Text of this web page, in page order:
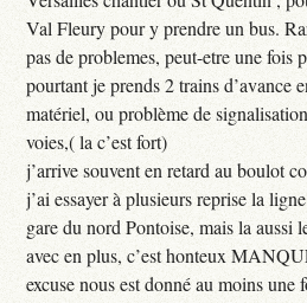
Val Fleury pour y prendre un bus.
pas de problemes, peut-etre une fois
pourtant je prends 2 trains d’avance
matériel, ou problème de
voies,( la c’est fort)
j’arrive souvent en retard au boulot
j’ai essayer à plusieurs reprise la
gare du nord Pontoise, mais la aussi
avec en plus, c’est honteux
excuse nous est donné au moins une